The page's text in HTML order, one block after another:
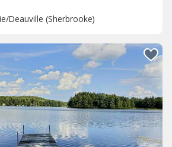
Deauville (Sherbrooke)